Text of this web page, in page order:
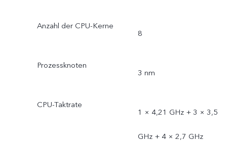
Anzahl der CPU-Kerne
8
Prozessknoten
3 nm
CPU-Taktrate
1 × 4,21 GHz + 3 × 3,5
GHz + 4 × 2,7 GHz